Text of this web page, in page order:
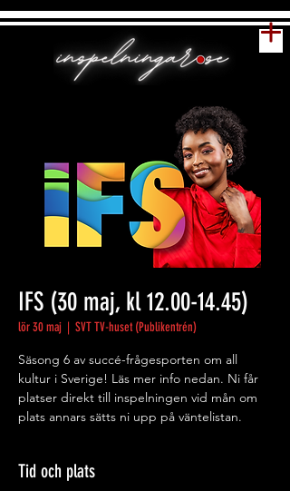
IFS (30 maj, kl 12.00-14.45)
lör 30 maj
  |
SVT TV-huset (Publikentrén)
Säsong 6 av succé-frågesporten om all
kultur i Sverige! Läs mer info nedan. Ni får
platser direkt till inspelningen vid mån om
plats annars sätts ni upp på väntelistan.
Tid och plats